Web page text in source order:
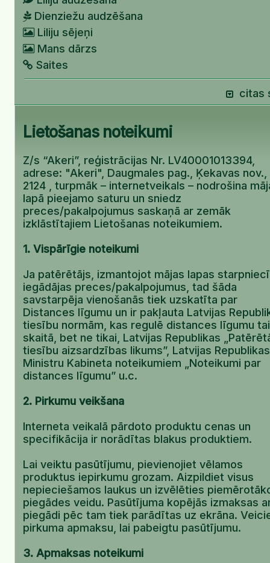
Dienziežu audzēšana
Liliju sējeņi
Mans dārzs
Saites
citas
Lietošanas noteikumi
Z/s “Akeri”, reģistrācijas Nr. LV40001013394,
adrese: "Akeri", Daugmales pag., Ķekavas nov.,
2124 , turpmāk – internetveikals – nodrošina
lapā pieejamo saturu un sniedz
preces/pakalpojumus saskaņā ar zemāk
izklāstītajiem Lietošanas noteikumiem.
1. Vispārīgie noteikumi
Ja patērētājs, izmantojot mājas lapas
iegādājas preces/pakalpojumus, tad šāda
savstarpēja vienošanās tiek uzskatīta par
Distances līgumu un ir pakļauta Latvijas
tiesību normām, kas regulē distances līgumu tai
skaitā, bet ne tikai, Latvijas Republikas
tiesību aizsardzības likums”, Latvijas Republikas
Ministru Kabineta noteikumiem „Noteikumi par
distances līgumu” u.c.
2. Pirkumu veikšana
Interneta veikalā pārdoto produktu cenas un
specifikācija ir norādītas blakus produktiem.
Lai veiktu pasūtījumu, pievienojiet vēlamos
produktus iepirkumu grozam. Aizpildiet visus
nepieciešamos laukus un izvēlēties
piegādes veidu. Pasūtījuma kopējās izmaksas
piegādi pēc tam tiek parādītas uz ekrāna.
pirkuma apmaksu, lai pabeigtu pasūtījumu.
3. Apmaksas noteikumi